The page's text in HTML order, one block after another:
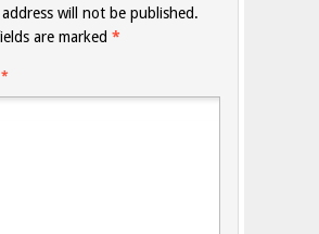
address will not be published.
are marked *
*